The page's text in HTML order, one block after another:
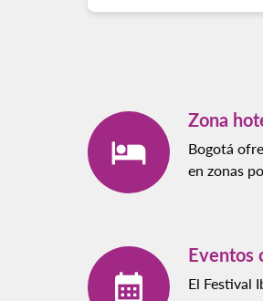
Zona
Bogotá
en zonas
Eventos
El Festival